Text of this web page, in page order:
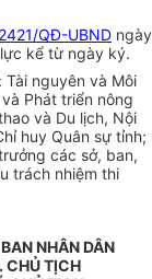
2421/QĐ-UBND ngày
kể từ ngày ký.
Tài nguyên và Môi
Phát triển nông
và Du lịch, Nội
huy Quân sự tỉnh;
các sở, ban,
trách nhiệm thi
NHÂN DÂN
CHỦ TỊCH